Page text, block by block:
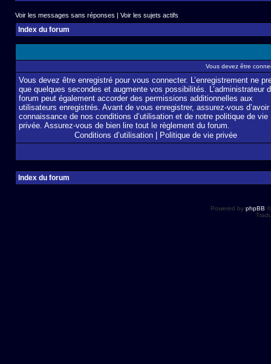
Voir les messages sans réponses | Voir les sujets actifs
Index du forum
Vous devez être
Vous devez être enregistré pour vous connecter. L’enregistrement ne
que quelques secondes et augmente vos possibilités. L’administrateur
forum peut également accorder des permissions additionnelles aux
utilisateurs enregistrés. Avant de vous enregistrer, assurez-vous
connaissance de nos conditions d’utilisation et de notre politique de vie
privée. Assurez-vous de bien lire tout le règlement du forum.
Conditions d’utilisation
Politique de vie privée
Index du forum
Powered by phpBB